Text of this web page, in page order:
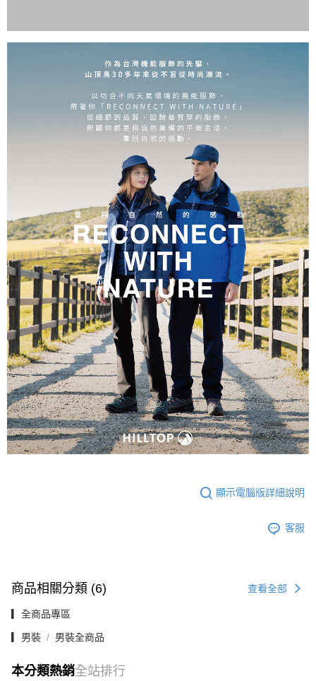
顯示電腦版詳細說明
客服
商品相關分類 (6) 查看全部
▎全商品專區
▎男裝 男裝全商品
本分類熱銷全站排行